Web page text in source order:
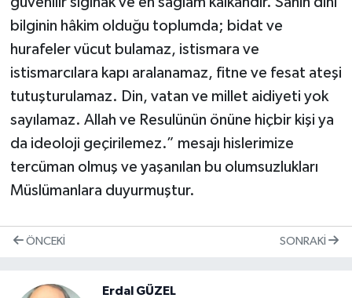
bilginin hâkim olduğu toplumda; bidat ve
hurafeler vücut bulamaz, istismara ve
istismarcılara kapı aralanamaz, fitne ve fesat ateşi
tutuşturulamaz. Din, vatan ve millet aidiyeti yok
sayılamaz. Allah ve Resulünün önüne hiçbir kişi ya
da ideoloji geçirilemez.” mesajı hislerimize
tercüman olmuş ve yaşanılan bu olumsuzlukları
Müslümanlara duyurmuştur.
ÖNCEKI SONRAKI
Erdal GÜZEL